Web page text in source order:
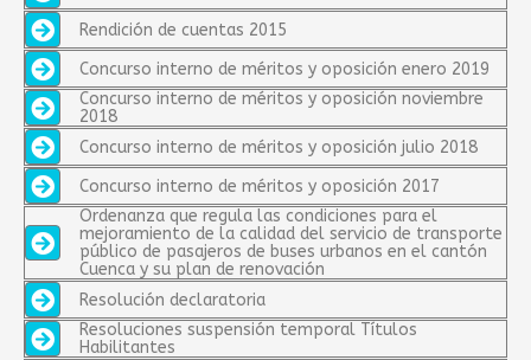
Rendición de cuentas 2015
Concurso interno de méritos y oposición enero 2019
Concurso interno de méritos y oposición noviembre
2018
Concurso interno de méritos y oposición julio 2018
Concurso interno de méritos y oposición 2017
Ordenanza que regula las condiciones para el
mejoramiento de la calidad del servicio de transporte
público de pasajeros de buses urbanos en el cantón
Cuenca y su plan de renovación
Resolución declaratoria
Resoluciones suspensión temporal Títulos
Habilitantes